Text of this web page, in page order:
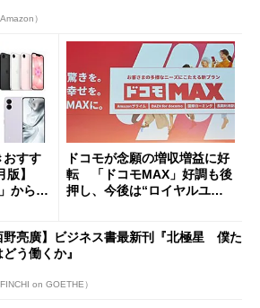
）
おすす
】
からお
ドコモが念願の増収増益に好
転 「ドコモMAX」好調も後
押し、今後は“ロイヤルユー
野亮廣】ビジネス書最新刊『北極星 僕た
う働くか』
on GOETHE）